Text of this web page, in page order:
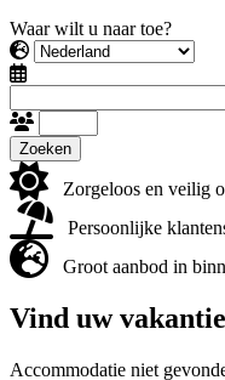
Waar wilt u naar toe?
Zoeken
Zorgeloos en veilig
Persoonlijke
Groot aanbod in
Vind uw
Accommodatie niet